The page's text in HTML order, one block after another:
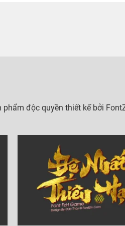
phẩm độc quyền thiết kế bởi